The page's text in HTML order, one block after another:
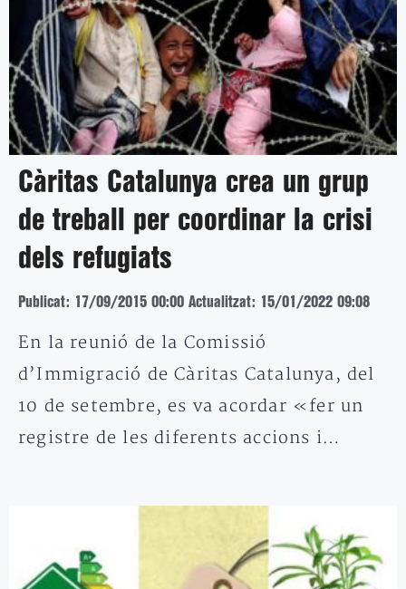
Càritas Catalunya crea un grup
de treball per coordinar la crisi
dels refugiats
Publicat: 17/09/2015 00:00 Actualitzat: 15/01/2022 09:08
En la reunió de la Comissió
d’Immigració de Càritas Catalunya, del
10 de setembre, es va acordar «fer un
registre de les diferents accions i…